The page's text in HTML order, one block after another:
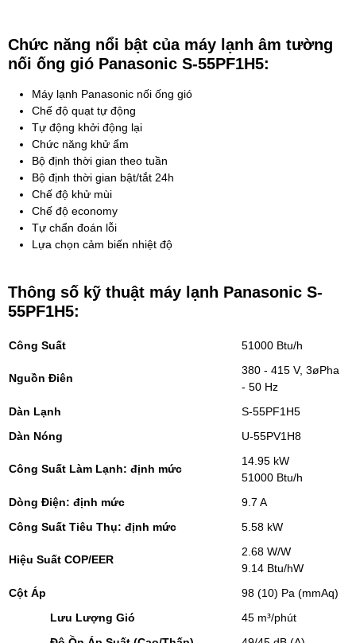
Chức năng nổi bật của máy lạnh âm tường
nối ống gió Panasonic S-55PF1H5:
Máy lạnh Panasonic nối ống gió
Chế độ quạt tự động
Tự động khởi động lại
Chức năng khử ẩm
Bộ định thời gian theo tuần
Bộ định thời gian bật/tắt 24h
Chế độ khử mùi
Chế độ economy
Tự chẩn đoán lỗi
Lựa chọn cảm biến nhiệt độ
Thông số kỹ thuật máy lạnh Panasonic S-
55PF1H5:
Công Suất 51000 Btu/h
Nguồn Điên
380 - 415 V, 3øPha
- 50 Hz
Dàn Lạnh
S-55PF1H5
Dàn Nóng
U-55PV1H8
Công Suất Làm Lạnh: định mức
14.95 kW
51000 Btu/h
Dòng Điện: định mức
9.7 A
Công Suất Tiêu Thụ: định mức
5.58 kW
Hiệu Suất COP/EER
2.68 W/W
9.14 Btu/hW
Cột Áp
98 (10) Pa (mmAq)
Lưu Lượng Gió
45 m³/phút